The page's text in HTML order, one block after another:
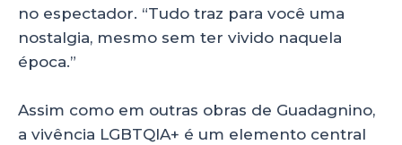
no espectador. “Tudo traz para você uma
nostalgia, mesmo sem ter vivido naquela
época.”
Assim como em outras obras de Guadagnino,
a vivência LGBTQIA+ é um elemento central